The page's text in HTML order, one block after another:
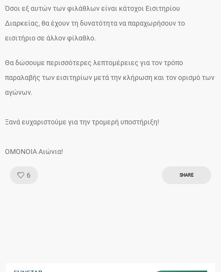
Όσοι εξ αυτών των φιλάθλων είναι κάτοχοι Εισιτηρίου
Διαρκείας, θα έχουν τη δυνατότητα να παραχωρήσουν το
εισιτήριο σε άλλον φίλαθλο.
Θα δώσουμε περισσότερες λεπτομέρειες για τον τρόπο
παραλαβής των εισιτηρίων μετά την κλήρωση και τον ορισμό των
αγώνων.
Ξανά ευχαριστούμε για την τρομερή υποστήριξη!
ΟΜΟΝΟΙΑ Αιώνια!
6 SHARE